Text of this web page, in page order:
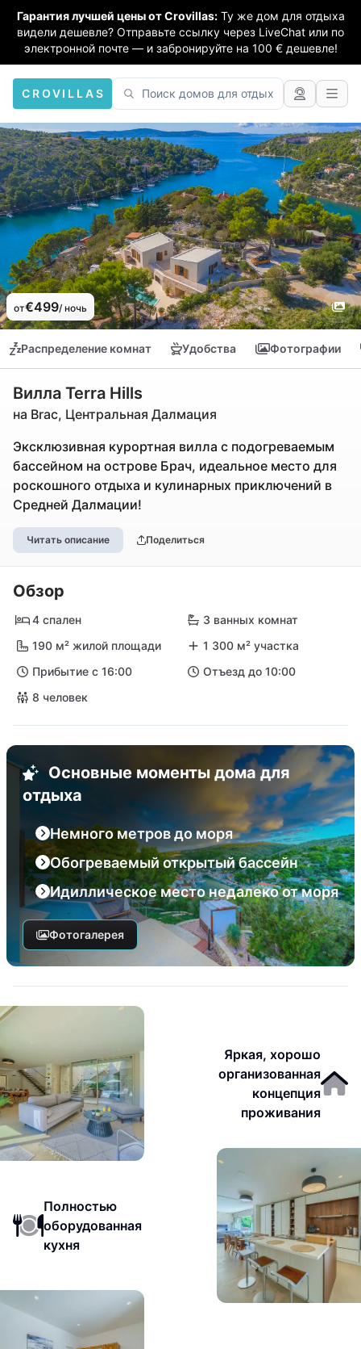
Гарантия лучшей цены от Crovillas: Ту же дом для отдыха
видели дешевле? Отправьте ссылку через LiveChat или по
электронной почте — и забронируйте на 100 € дешевле!
CROVILLAS
от€499/ ночь
Распределение комнат Удобства Фотографии
Вилла Terra Hills
на Brac, Центральная Далмация
Эксклюзивная курортная вилла с подогреваемым
бассейном на острове Брач, идеальное место для
роскошного отдыха и кулинарных приключений в
Средней Далмации!
Читать описание Поделиться
Обзор
4 спален
3 ванных комнат
190 м² жилой площади
1 300 м² участка
Прибытие с 16:00
Отъезд до 10:00
8 человек
Основные моменты дома для
отдыха
Немного метров до моря
Обогреваемый открытый бассейн
Идиллическое место недалеко от моря
Фотогалерея
Яркая, хорошо
организованная
концепция
проживания
Полностью
оборудованная
кухня